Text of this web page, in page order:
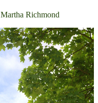
Martha Richmond